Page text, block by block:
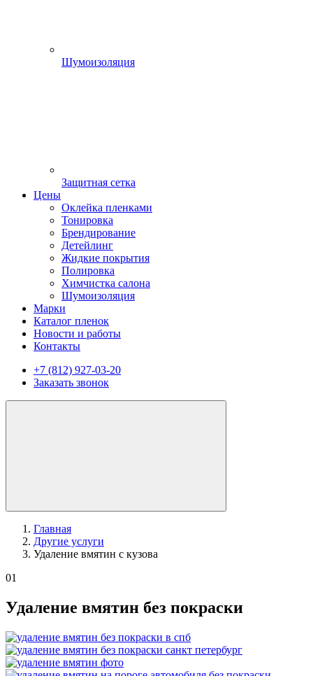
Шумоизоляция
Защитная сетка
Цены
Оклейка пленками
Тонировка
Брендирование
Детейлинг
Жидкие покрытия
Полировка
Химчистка салона
Шумоизоляция
Марки
Каталог пленок
Новости и работы
Контакты
+7 (812) 927-03-20
Заказать звонок
Главная
Другие услуги
Удаление вмятин с кузова
01
Удаление вмятин без покраски